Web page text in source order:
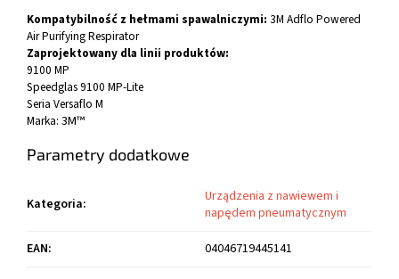
Kompatybilność z hełmami spawalniczymi: 3M Adflo Powered
Air Purifying Respirator
Zaprojektowany dla linii produktów:
9100 MP
Speedglas 9100 MP-Lite
Seria Versaflo M
Marka: 3M™
Parametry dodatkowe
Kategoria:
Urządzenia z nawiewem i
napędem pneumatycznym
EAN: 04046719445141